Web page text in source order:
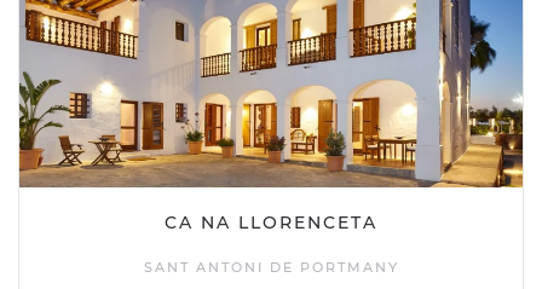
CA NA LLORENCETA
SANT ANTONI DE PORTMANY